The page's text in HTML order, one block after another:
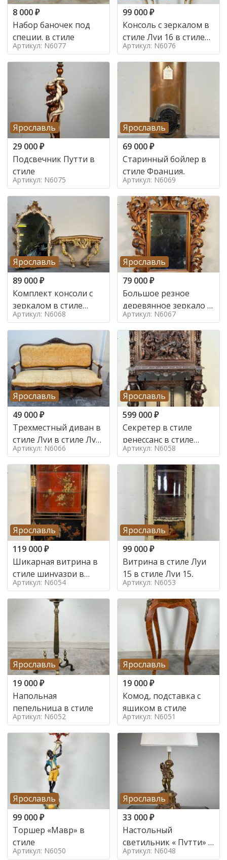
8 000₽
Набор баночек под
специи. в стиле
Артикул: N6077
99 000₽
Консоль с зеркалом в
стиле Луи 16 в стиле
Луи 16, Италия,
Артикул: N6076
Ярославль
29 000₽
Подсвечник Путти в
стиле
Артикул: N6075
Ярославль
69 000₽
Старинный бойлер в
стиле Франция,
Артикул: N6069
Ярославль
89 000₽
Комплект консоли с
зеркалом в стиле
ренессанс,
Артикул: N6068
Ярославль
79 000₽
Большое резное
деревянное зеркало с
золочением в стиле
Артикул: N6067
Ярославль
49 000₽
Трехместный диван в
стиле Луи в стиле Луи
16,
Артикул: N6066
Ярославль
599 000₽
Секретер в стиле
ренессанс в стиле
ренессанс, 19 век
Артикул: N6058
Ярославль
119 000₽
Шикарная витрина в
стиле шинуазри в
стиле шинуазри,
Артикул: N6054
Ярославль
99 000₽
Витрина в стиле Луи
15 в стиле Луи 15,
Артикул: N6053
Ярославль
19 000₽
Напольная
пепельница в стиле
Артикул: N6052
Ярославль
19 000₽
Комод, подставка с
ящиком в стиле
Артикул: N6051
Ярославль
99 000₽
Торшер «Мавр» в
стиле
Артикул: N6050
Ярославль
33 000₽
Настольный
светильник « Путти» в
стиле
Артикул: N6048